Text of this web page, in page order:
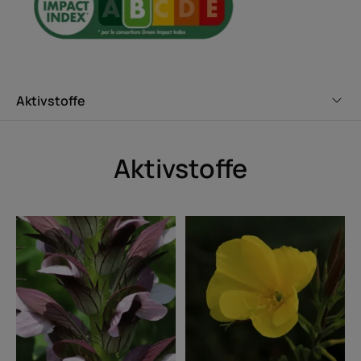
Aktivstoffe
Aktivstoffe